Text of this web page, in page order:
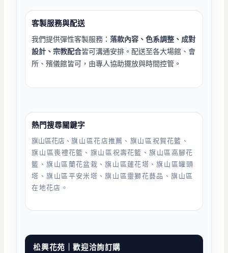
客製服務與配送
我們提供彈性客製服務：落款內容、色系調整、成對
設計、宗教配合皆可溝通安排。配送至各大場館、會
所、殯儀館皆可，由專人協助擺放與時間控管。
熱門搜尋關鍵字
旗山區花店、旗山區花店推薦、 旗山區祝賀花籃、
旗山區喪禮花籃、 旗山區祝壽花籃、旗山區高腳花
籃、旗山區蘭花盆栽、旗山區蓮花塔、旗山區罐頭
塔、旗山區平安米塔、旗山區靈獅花藝品、 旗山區
在地花店。
松興花苑｜歡迎洽詢訂購